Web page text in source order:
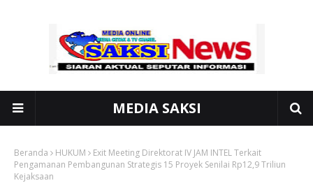
MEDIA SAKSI
Beranda HUKUM
Exit Meeting Direktorat IV JAM INTEL Terkait
Pengamanan Pembangunan Strategis 15 Proyek Senilai Rp12,9 Triliun
Kejaksaan